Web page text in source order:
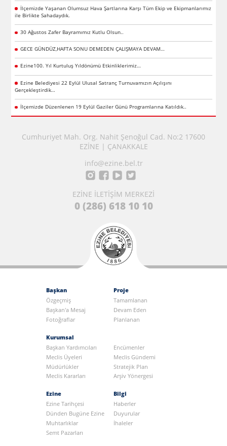
İlçemizde Yaşanan Olumsuz Hava Şartlarına Karşı Tüm Ekip ve Ekipmanlarımız
ile Birlikte Sahadaydık.
30 Ağustos Zafer Bayramımız Kutlu Olsun..
GECE GÜNDÜZ,HAFTA SONU DEMEDEN ÇALIŞMAYA DEVAM…
Ezine100. Yıl Kurtuluş Yıldönümü Etkinliklerimiz…
Ezine Belediyesi 22 Eylül Ulusal Satranç Turnuvamızın Açılışını
Gerçekleştirdik…
İlçemizde Düzenlenen 19 Eylül Gaziler Günü Programlarına Katıldık..
Cumhuriyet Mah. Org. Nahit Şenoğul Cad. No:2 17600
EZİNE | ÇANAKKALE
info@ezine.bel.tr
EZİNE İLETİŞİM MERKEZİ
0 (286) 618 10 10
Başkan
Özgeçmiş
Başkan'a Mesaj
Fotoğraflar
Proje
Tamamlanan
Devam Eden
Planlanan
Kurumsal
Başkan Yardımcıları
Encümenler
Meclis Üyeleri
Meclis Gündemi
Müdürlükler
Stratejik Plan
Meclis Kararları
Arşiv Yönergesi
Ezine
Ezine Tarihçesi
Dünden Bugüne Ezine
Muhtarlıklar
Semt Pazarları
Bilgi
Haberler
Duyurular
İhaleler